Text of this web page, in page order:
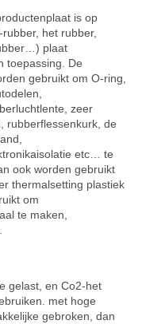
is op
het rubber,
plaat
toepassing. De
gebruikt om O-ring,
zeer
rubberflessenkurk, de
etc… te
ook worden gebruikt
thermalsetting plastiek
om
te maken,
gelast, en Co2-het
met hoge
gebroken, dan